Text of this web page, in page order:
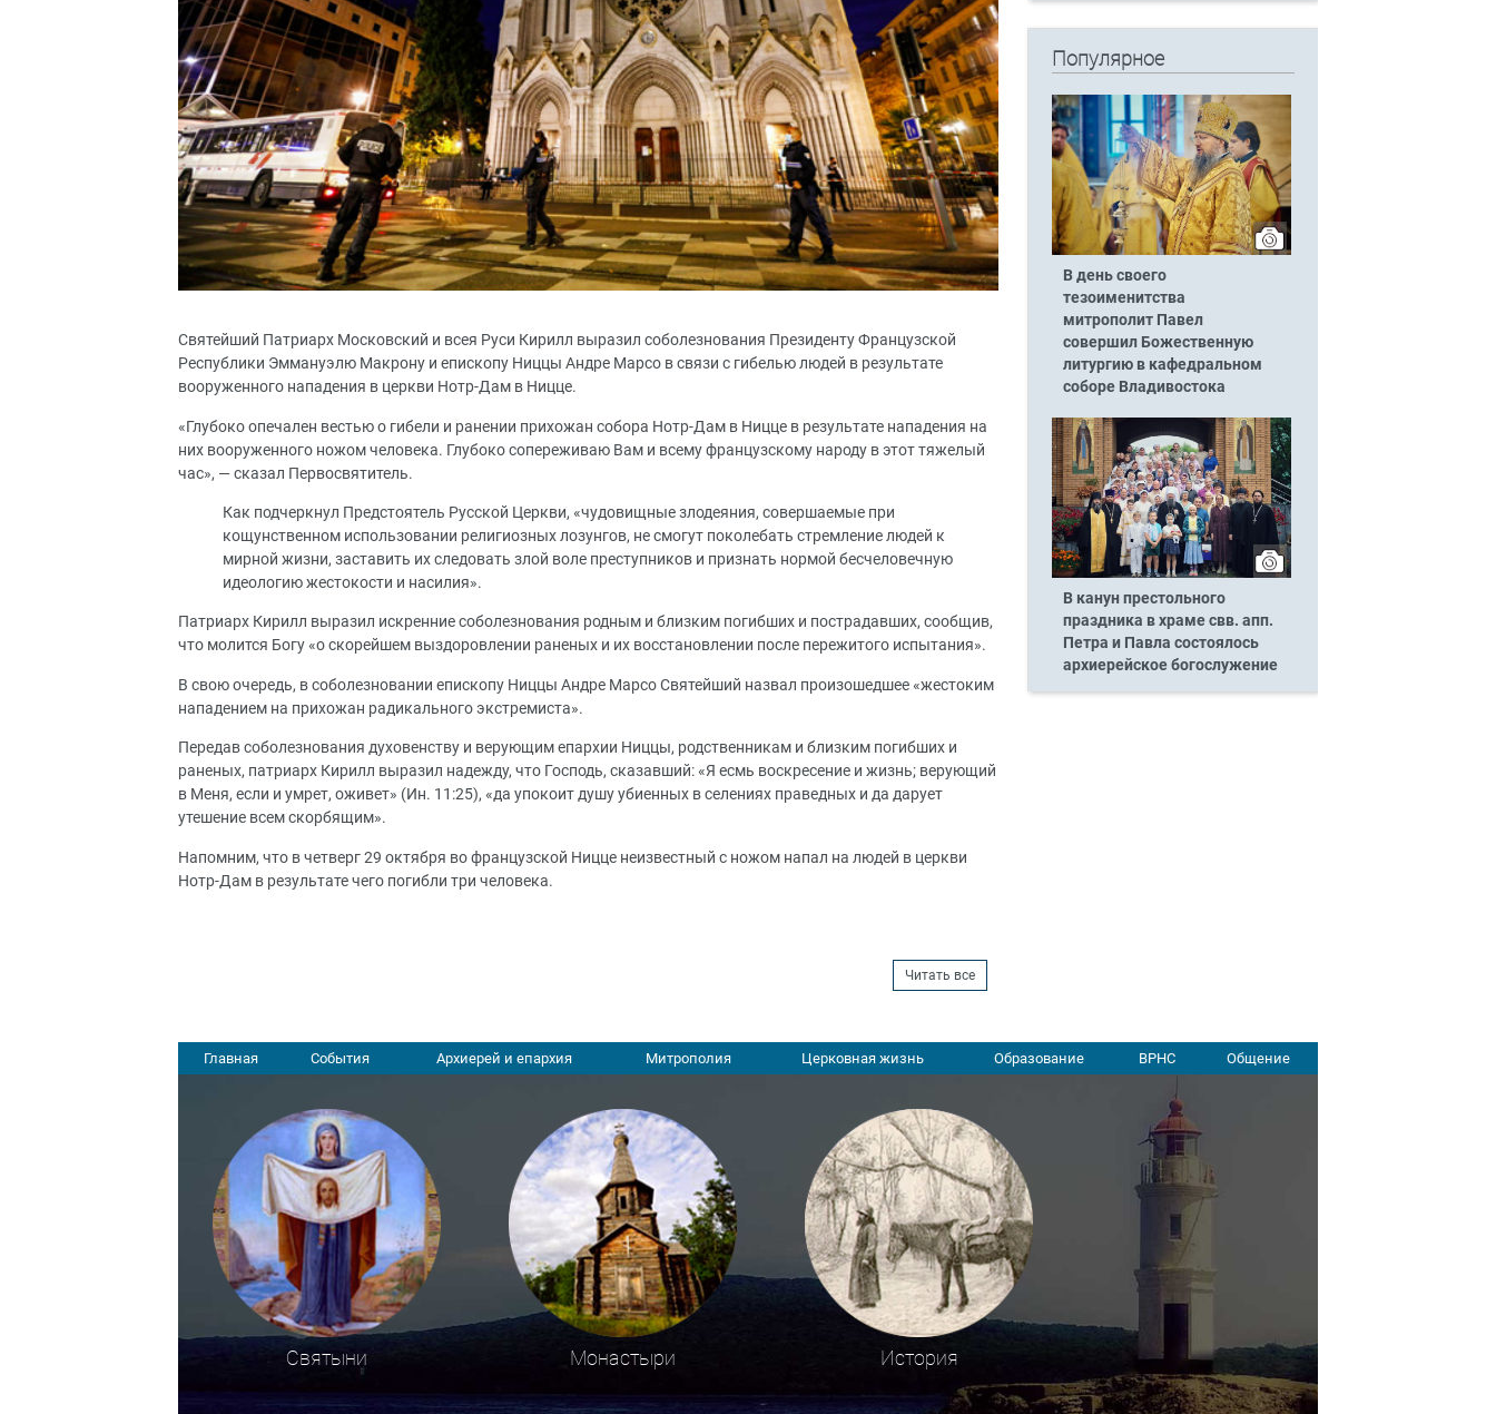
Святейший Патриарх Московский и всея Руси Кирилл выразил соболезнования Президенту Французской
Республики Эммануэлю Макрону и епископу Ниццы Андре Марсо в связи с гибелью людей в результате
вооруженного нападения в церкви Нотр-Дам в Ницце.
«Глубоко опечален вестью о гибели и ранении прихожан собора Нотр-Дам в Ницце в результате нападения на
них вооруженного ножом человека. Глубоко сопереживаю Вам и всему французскому народу в этот тяжелый
час», — сказал Первосвятитель.
Как подчеркнул Предстоятель Русской Церкви, «чудовищные злодеяния, совершаемые при
кощунственном использовании религиозных лозунгов, не смогут поколебать стремление людей к
мирной жизни, заставить их следовать злой воле преступников и признать нормой бесчеловечную
идеологию жестокости и насилия».
Патриарх Кирилл выразил искренние соболезнования родным и близким погибших и пострадавших, сообщив,
что молится Богу «о скорейшем выздоровлении раненых и их восстановлении после пережитого испытания».
В свою очередь, в соболезновании епископу Ниццы Андре Марсо Святейший назвал произошедшее «жестоким
нападением на прихожан радикального экстремиста».
Передав соболезнования духовенству и верующим епархии Ниццы, родственникам и близким погибших и
раненых, патриарх Кирилл выразил надежду, что Господь, сказавший: «Я есмь воскресение и жизнь; верующий
в Меня, если и умрет, оживет» (Ин. 11:25), «да упокоит душу убиенных в селениях праведных и да дарует
утешение всем скорбящим».
Напомним, что в четверг 29 октября во французской Ницце неизвестный с ножом напал на людей в церкви
Нотр-Дам в результате чего погибли три человека.
Читать все
Популярное
В день своего
тезоименитства
митрополит Павел
совершил Божественную
литургию в кафедральном
соборе Владивостока
В канун престольного
праздника в храме свв. апп.
Петра и Павла состоялось
архиерейское богослужение
Главная События Архиерей и епархия Митрополия Церковная жизнь Образование ВРНС Общение
Святыни Монастыри История